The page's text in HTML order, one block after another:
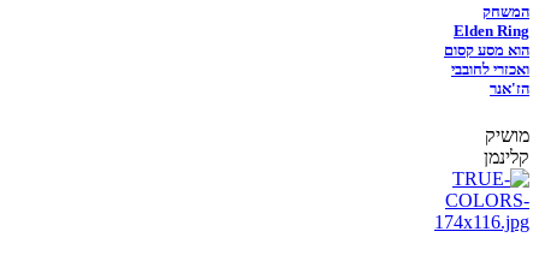
המשחק
Elden Ring
הוא מסע קסום
ואכזרי לחובבי
הז'אנר
מושיק
קלינמן